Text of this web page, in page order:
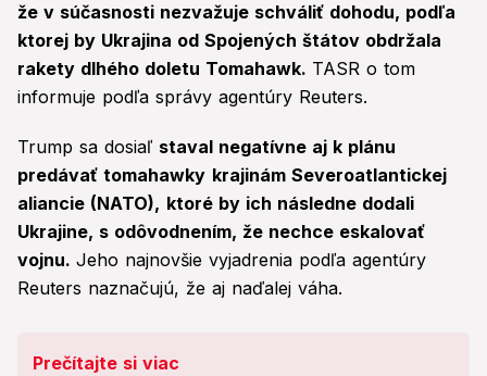
že v súčasnosti nezvažuje schváliť dohodu, podľa
ktorej by Ukrajina od Spojených štátov obdržala
rakety dlhého doletu Tomahawk. TASR o tom
informuje podľa správy agentúry Reuters.
Trump sa dosiaľ staval negatívne aj k plánu
predávať tomahawky krajinám Severoatlantickej
aliancie (NATO), ktoré by ich následne dodali
Ukrajine, s odôvodnením, že nechce eskalovať
vojnu. Jeho najnovšie vyjadrenia podľa agentúry
Reuters naznačujú, že aj naďalej váha.
Prečítajte si viac